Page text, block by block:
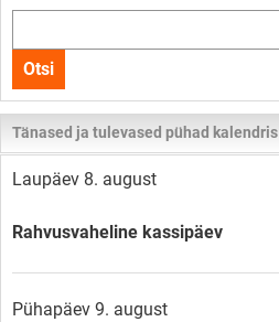
kogu
lehelt
Otsi
Tänased ja tulevased pühad kalendris
Laupäev 8. august
Rahvusvaheline kassipäev
Pühapäev 9. august